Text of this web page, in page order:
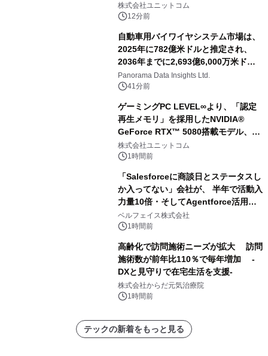
株式会社ユニットコム
12分前
自動車用バイワイヤシステム市場は、
2025年に782億米ドルと推定され、
2036年までに2,693億6,000万米ドル
に達すると予測されており、予測期間
（2026年～2036年）
Panorama Data Insights Ltd.
41分前
ゲーミングPC LEVEL∞より、「認定
再生メモリ」を採用したNVIDIA®
GeForce RTX™ 5080搭載モデル、
NVIDIA® GeForce RTX™ 5070 Ti搭
載モデルを販売開始
株式会社ユニットコム
1時間前
「Salesforceに商談日とステータスし
か入ってない」会社が、 半年で活動入
力量10倍・そしてAgentforce活用へ
── 敷島住宅×bellSalesAI事例公開
ベルフェイス株式会社
1時間前
高齢化で訪問施術ニーズが拡大 訪問
施術数が前年比110％で毎年増加 -
DXと見守りで在宅生活を支援-
株式会社からだ元気治療院
1時間前
テックの新着をもっと見る